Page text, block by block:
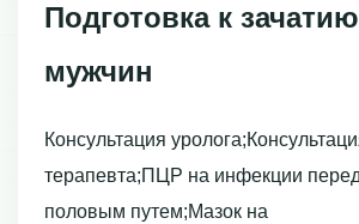
Подготовка к
мужчин
Консультация
терапевта;ПЦР на инфекции
половым путем;Мазок на